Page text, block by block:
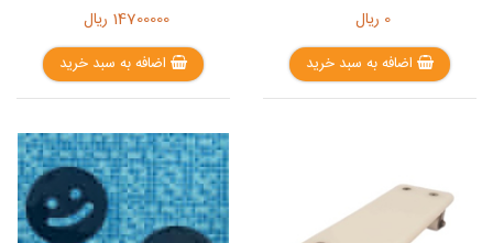
0 ریال
اضافه به سبد خرید
14700000 ریال
اضافه به سبد خرید